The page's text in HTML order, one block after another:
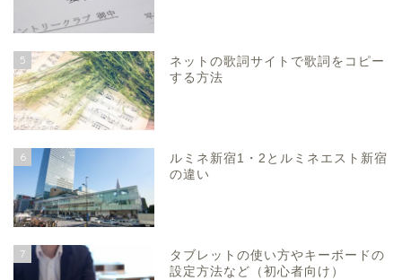
5
ネットの歌詞サイトで歌詞をコピー
する方法
6
ルミネ新宿1・2とルミネエスト新宿
の違い
7
タブレットの使い方やキーボードの
設定方法など（初心者向け）